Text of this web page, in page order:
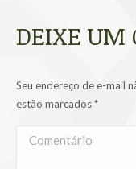
DEIXE UM
Seu endereço de e-mail
estão marcados*
Comentário